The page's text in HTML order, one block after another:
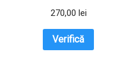
270,00 lei
Verifică